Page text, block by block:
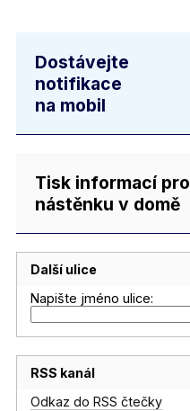
Dostávejte
notifikace
na mobil
Tisk informací pro
nástěnku v domě
Další ulice
Napište jméno ulice:
RSS kanál
Odkaz do RSS čtečky